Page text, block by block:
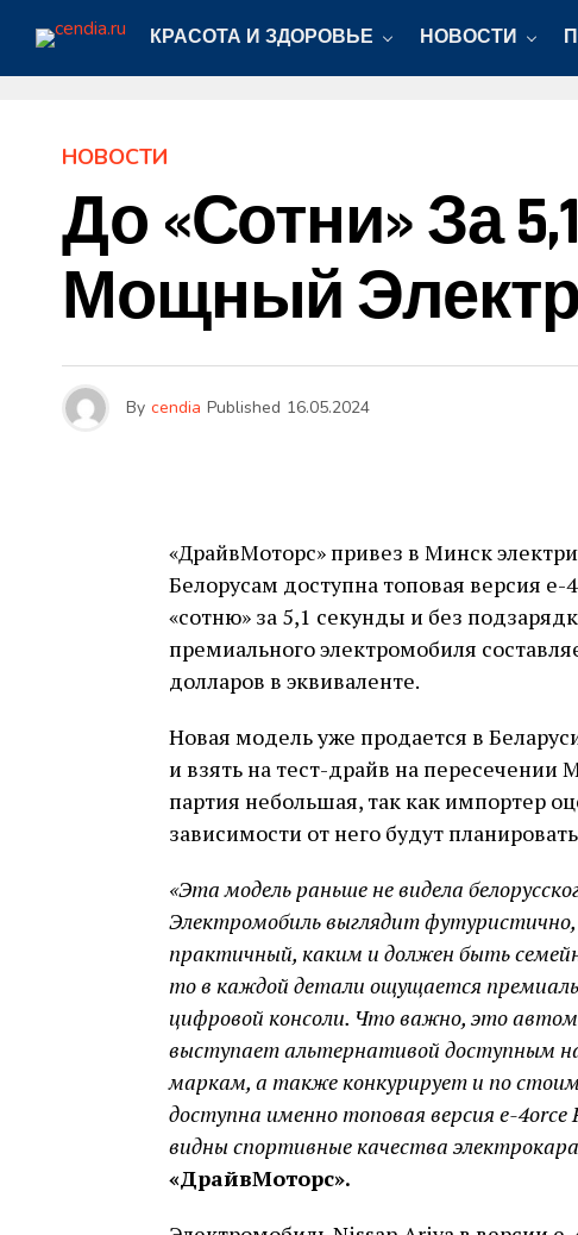
КРАСОТА И ЗДОРОВЬЕ НОВОСТИ
НОВОСТИ
До «сотни» За
Мощный
By cendia Published 16.05.2024
«ДрайвМоторс» привез в Минск
Белорусам доступна топовая версия e-
«сотню» за 5,1 секунды и без
премиального электромобиля
долларов в эквиваленте.
Новая модель уже продается в
и взять на тест-драйв на пересечении
партия небольшая, так как импортер
зависимости от него будут
«Эта модель раньше не видела
Электромобиль выглядит
практичный, каким и должен быть
то в каждой детали ощущается
цифровой консоли. Что важно, это
выступает альтернативой доступным
маркам, а также конкурирует и по
доступна именно топовая версия e-4orce
видны спортивные качества
«ДрайвМоторс».